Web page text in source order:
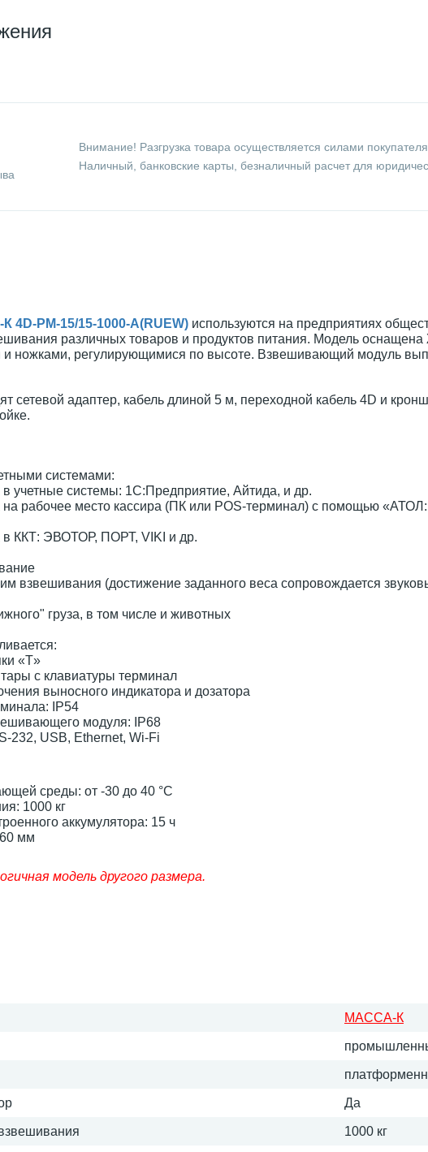
Внимание! Разгрузка товара осуществляется силами
Наличный, банковские карты, безналичный расчет для
4D-PM-15/15-1000-A(RUEW) используются на предприятиях
различных товаров и продуктов питания. Модель
и ножками, регулирующимися по высоте. Взвешивающий модуль
сетевой адаптер, кабель длиной 5 м, переходной кабель 4D и
системами:
учетные системы: 1С:Предприятие, Айтида, и др.
на рабочее место кассира (ПК или POS-терминал) с помощью
в ККТ: ЭВОТОР, ПОРТ, VIKI и др.
взвешивания (достижение заданного веса сопровождается
груза, в том числе и животных
«T»
с клавиатуры терминал
выносного индикатора и дозатора
IP54
модуля: IP68
232, USB, Ethernet, Wi-Fi
среды: от -30 до 40 °С
1000 кг
аккумулятора: 15 ч
мм
модель другого размера.
МАССА-К
Да
1000 кг